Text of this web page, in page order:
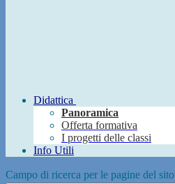
Didattica
Panoramica
Offerta formativa
I progetti delle classi
Info Utili
Campo di ricerca per le pagine del sito